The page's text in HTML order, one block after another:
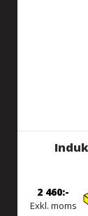
Exkl. moms
2 460